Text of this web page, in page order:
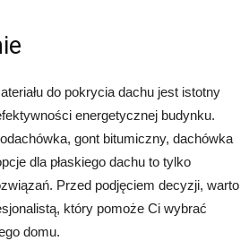
do pokrycia dachu jest istotny
energetycznej budynku.
gont bitumiczny, dachówka
dla płaskiego dachu to tylko
Przed podjęciem decyzji, warto
który pomoże Ci wybrać
domu.